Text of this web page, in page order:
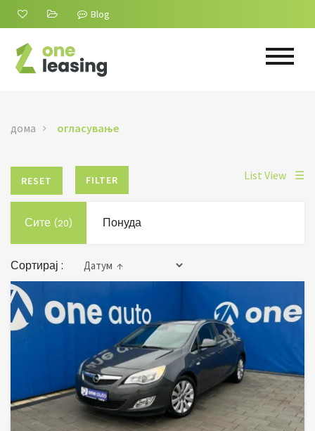
Blog
дома огласување
RESET FILTER List View ☰
Сите (20) Понуда
Сортирај :